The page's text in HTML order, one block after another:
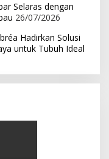
Selaras dengan
26/07/2026
Hadirkan Solusi
untuk Tubuh Ideal